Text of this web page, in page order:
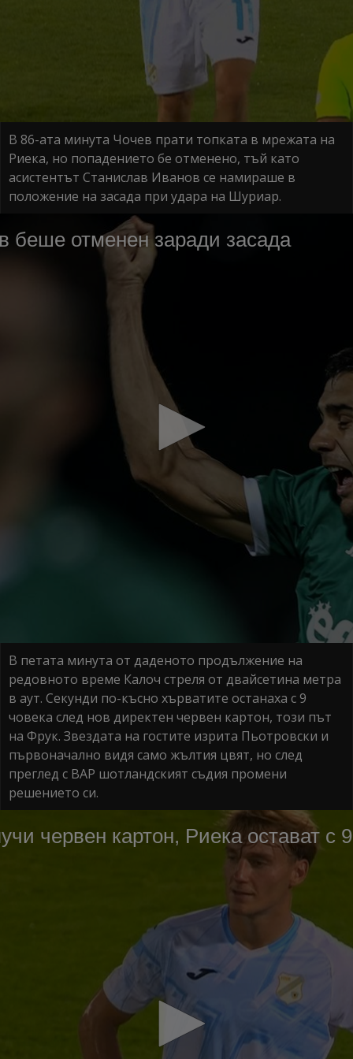
В 86-ата минута Чочев прати топката в мрежата на
Риека, но попадението бе отменено, тъй като
асистентът Станислав Иванов се намираше в
положение на засада при удара на Шуриар.
В петата минута от даденото продължение на
редовното време Калоч стреля от двайсетина метра
в аут. Секунди по-късно хърватите останаха с 9
човека след нов директен червен картон, този път
на Фрук. Звездата на гостите изрита Пьотровски и
първоначално видя само жълтия цвят, но след
преглед с ВАР шотландският съдия промени
решението си.